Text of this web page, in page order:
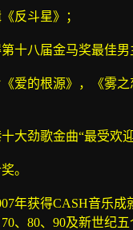
反斗星》；
十八届金马奖最佳男
爱的根源》，《雾
大劲歌金曲“最受欢
。
年获得CASH音乐成
、80、90及新世纪